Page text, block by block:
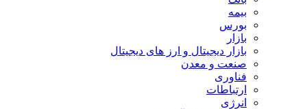
بیمه
بورس
بازار
بازار دیجیتال و ارز های دیجیتال
صنعت و معدن
فناوری
ارتباطات
انرژی